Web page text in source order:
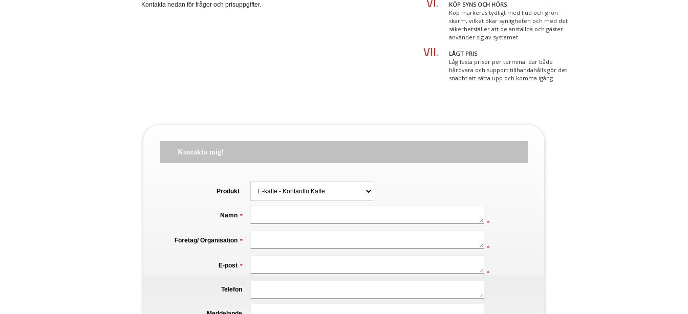
Kontakta nedan för frågor och prisuppgifter.
KÖP SYNS OCH HÖRS
Köp markeras tydligt med ljud och grön
skärm, vilket ökar synligheten och med det
säkerhetställer att de anställda och gäster
använder sig av systemet.
LÅGT PRIS
Låg fasta priser per terminal där både
hårdvara och support tillhandahålls gör det
snabbt att sätta upp och komma igång
Kontakta mig!
Produkt
Namn *
*
Företag/ Organisation *
*
E-post *
*
Telefon